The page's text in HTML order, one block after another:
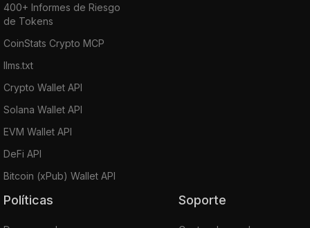
400+ Informes de Riesgo
de Tokens
CoinStats Crypto MCP
llms.txt
Crypto Wallet API
Solana Wallet API
EVM Wallet API
DeFi API
Bitcoin (xPub) Wallet API
Políticas Soporte